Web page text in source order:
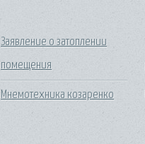
Заявление о затоплении
помещения
Мнемотехника козаренко